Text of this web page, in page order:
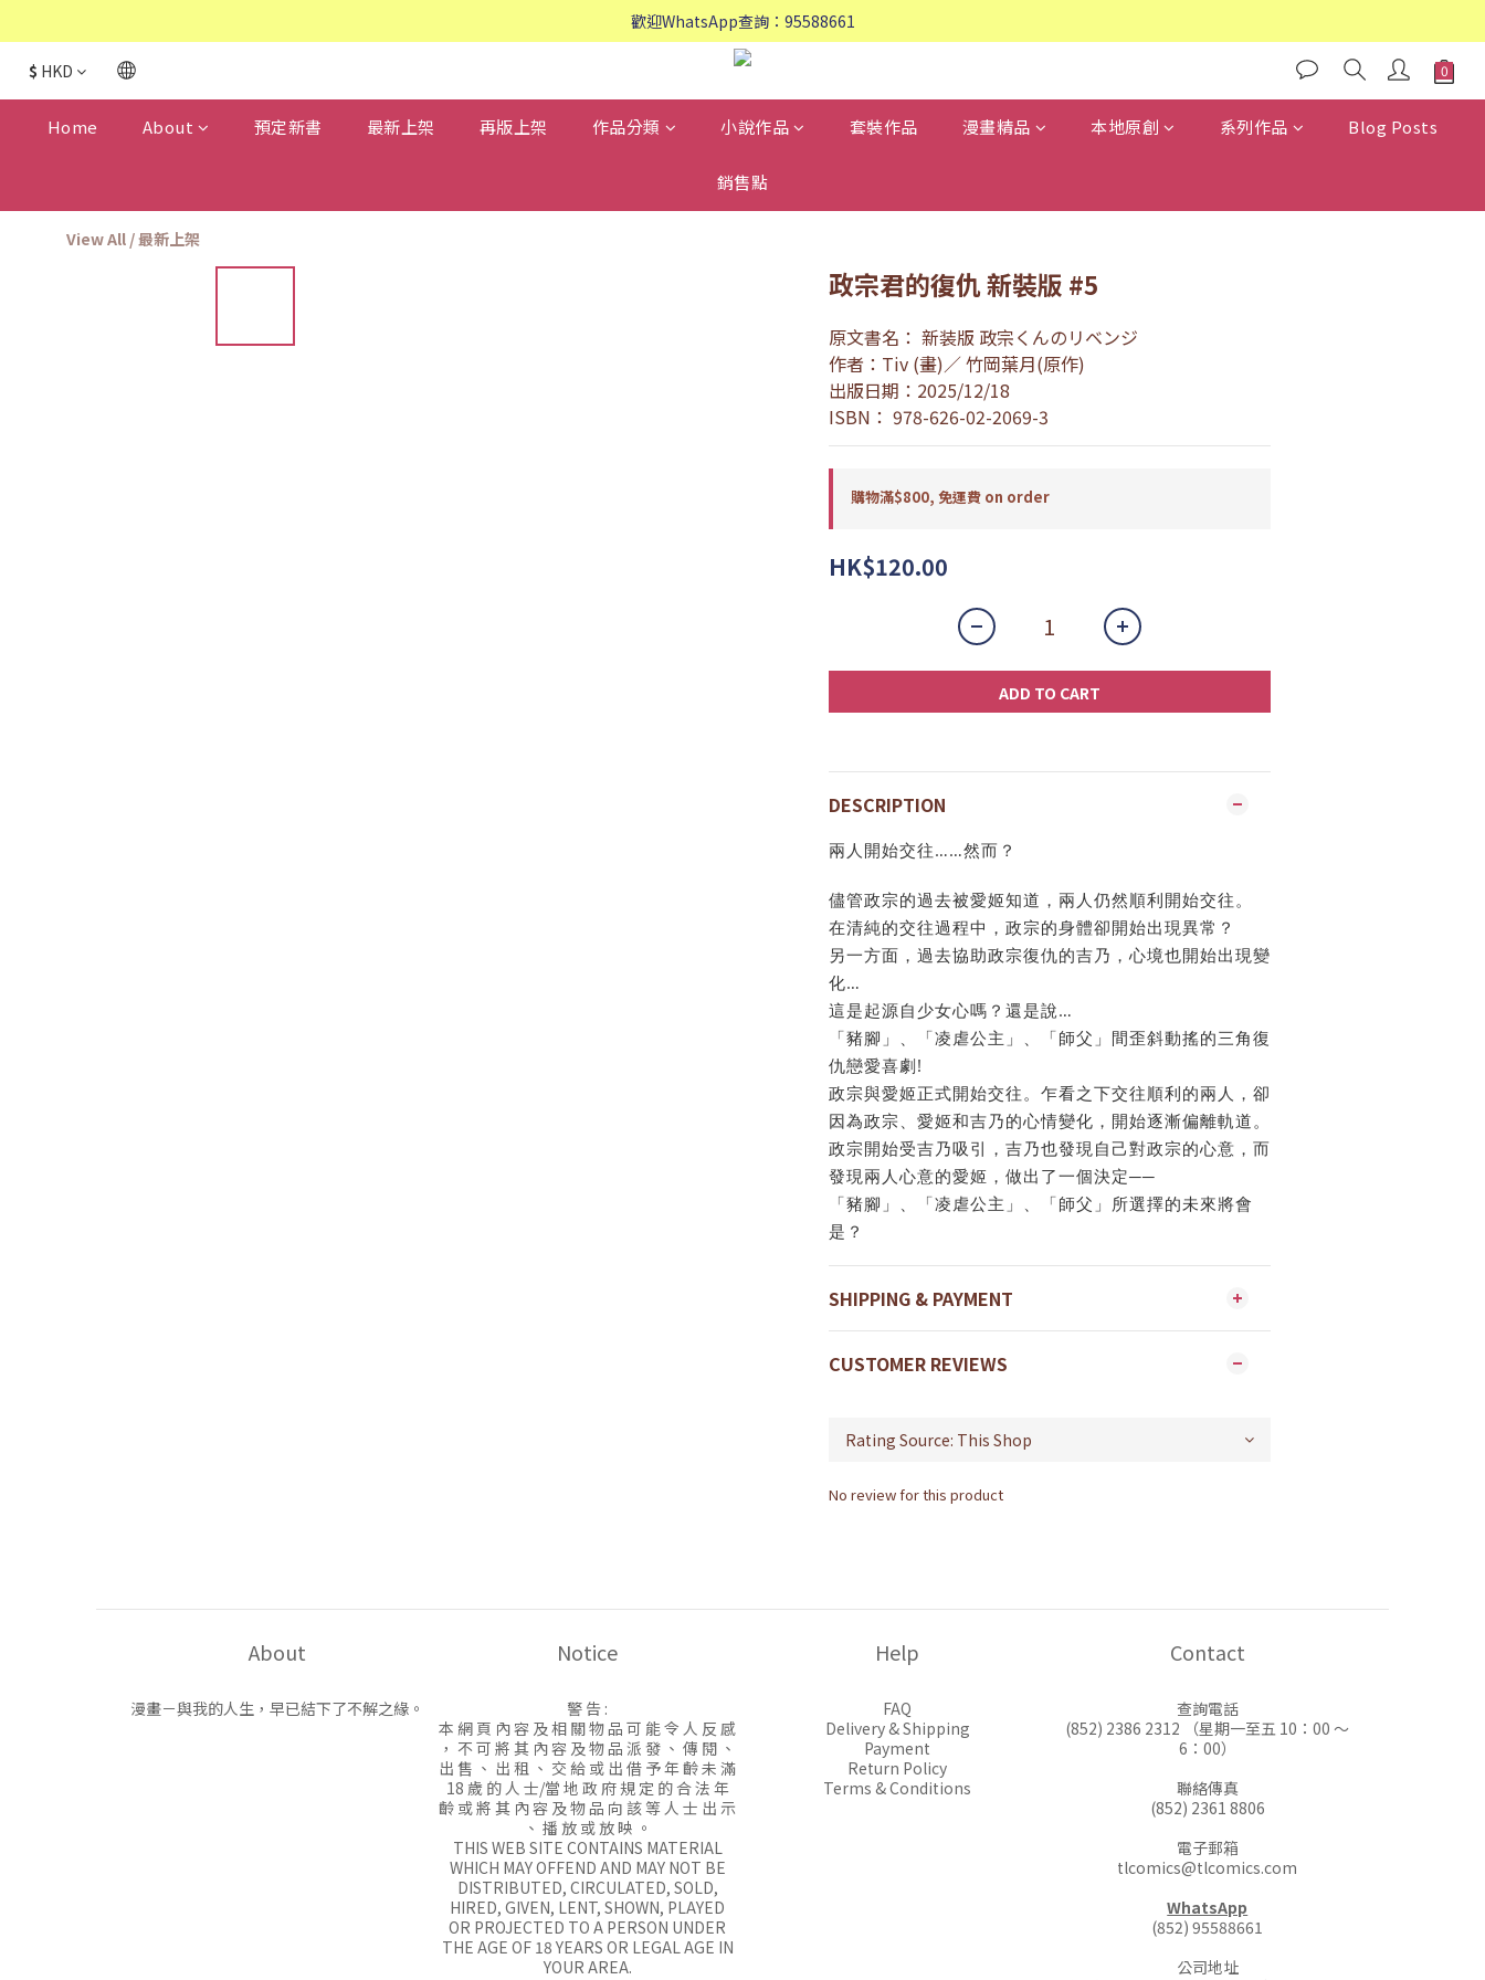
歡迎WhatsApp查詢：95588661
歡迎WhatsApp查詢：95588661
會員專享: 購物滿$800, 免運費
歡迎WhatsApp查詢：95588661
$ HKD
Home About 預定新書 最新上架 再版上架 作品分類 小說作品 套裝作品 漫畫精品 本地原創 系列作品 Blog Posts
銷售點
View All /最新上架
政宗君的復仇 新裝版 #5
原文書名： 新装版 政宗くんのリベンジ
作者：Tiv (畫)／ 竹岡葉月(原作)
出版日期：2025/12/18
ISBN： 978-626-02-2069-3
購物滿$800, 免運費 on order
HK$120.00
ADD TO CART
DESCRIPTION
兩人開始交往……然而？
儘管政宗的過去被愛姬知道，兩人仍然順利開始交往。
在清純的交往過程中，政宗的身體卻開始出現異常？
另一方面，過去協助政宗復仇的吉乃，心境也開始出現變
化…
這是起源自少女心嗎？還是說…
「豬腳」、「凌虐公主」、「師父」間歪斜動搖的三角復
仇戀愛喜劇!
政宗與愛姬正式開始交往。乍看之下交往順利的兩人，卻
因為政宗、愛姬和吉乃的心情變化，開始逐漸偏離軌道。
政宗開始受吉乃吸引，吉乃也發現自己對政宗的心意，而
發現兩人心意的愛姬，做出了一個決定──
「豬腳」、「凌虐公主」、「師父」所選擇的未來將會
是？
SHIPPING & PAYMENT
CUSTOMER REVIEWS
No review for this product
About
漫畫－與我的人生，早已結下了不解之緣。
Notice
警 告 :
本 網 頁 內 容 及 相 關 物 品 可 能 令 人 反 感
， 不 可 將 其 內 容 及 物 品 派 發 、 傳 閱 、
出 售 、 出 租 、 交 給 或 出 借 予 年 齡 未 滿
18 歲 的 人 士/當 地 政 府 規 定 的 合 法 年
齡 或 將 其 內 容 及 物 品 向 該 等 人 士 出 示
、 播 放 或 放 映 。
THIS WEB SITE CONTAINS MATERIAL
WHICH MAY OFFEND AND MAY NOT BE
DISTRIBUTED, CIRCULATED, SOLD,
HIRED, GIVEN, LENT, SHOWN, PLAYED
OR PROJECTED TO A PERSON UNDER
THE AGE OF 18 YEARS OR LEGAL AGE IN
YOUR AREA.
Help
FAQ
Delivery & Shipping
Payment
Return Policy
Terms & Conditions
Contact
查詢電話
(852) 2386 2312 （星期一至五 10：00 ～
6：00）
聯絡傳真
(852) 2361 8806
電子郵箱
tlcomics@tlcomics.com
WhatsApp
(852) 95588661
公司地址